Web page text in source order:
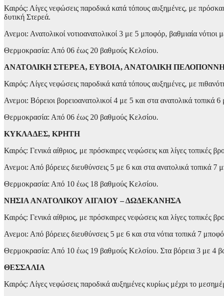
Καιρός: Λίγες νεφώσεις παροδικά κατά τόπους αυξημένες, με
δυτική Στερεά.
Ανεμοι: Ανατολικοί νοτιοανατολικοί 3 με 5 μποφόρ, βαθμιαία νότιοι
Θερμοκρασία: Από 06 έως 20 βαθμούς Κελσίου.
ΑΝΑΤΟΛΙΚΗ ΣΤΕΡΕΑ, ΕΥΒΟΙΑ, ΑΝΑΤΟΛΙΚΗ
Καιρός: Λίγες νεφώσεις παροδικά κατά τόπους αυξημένες, με
Ανεμοι: Βόρειοι βορειοανατολικοί 4 με 5 και στα ανατολικά τοπικά
Θερμοκρασία: Από 06 έως 20 βαθμούς Κελσίου.
ΚΥΚΛΑΔΕΣ, ΚΡΗΤΗ
Καιρός: Γενικά αίθριος, με πρόσκαιρες νεφώσεις και λίγες τοπικές
Ανεμοι: Από βόρειες διευθύνσεις 5 με 6 και στα ανατολικά τοπικά
Θερμοκρασία: Από 10 έως 18 βαθμούς Κελσίου.
ΝΗΣΙΑ ΑΝΑΤΟΛΙΚΟΥ ΑΙΓΑΙΟΥ – ΔΩΔΕΚΑΝΗΣΑ
Καιρός: Γενικά αίθριος, με πρόσκαιρες νεφώσεις και λίγες τοπικές
Ανεμοι: Από βόρειες διευθύνσεις 5 με 6 και στα νότια τοπικά 7
Θερμοκρασία: Από 10 έως 19 βαθμούς Κελσίου. Στα βόρεια 3 με 4
ΘΕΣΣΑΛΙΑ
Καιρός: Λίγες νεφώσεις παροδικά αυξημένες κυρίως μέχρι το